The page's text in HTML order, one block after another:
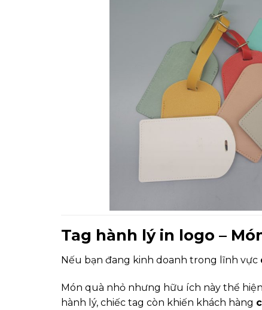
Tag hành lý in logo –
Nếu bạn đang kinh doanh trong lĩnh vực
Món quà nhỏ nhưng hữu ích này thể
hành lý, chiếc tag còn khiến khách hàng